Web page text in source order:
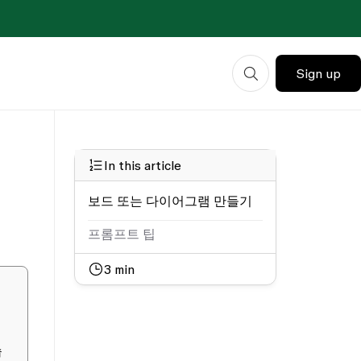
Sign up
In this article
보드 또는 다이어그램 만들기
프롬프트 팁
3 min